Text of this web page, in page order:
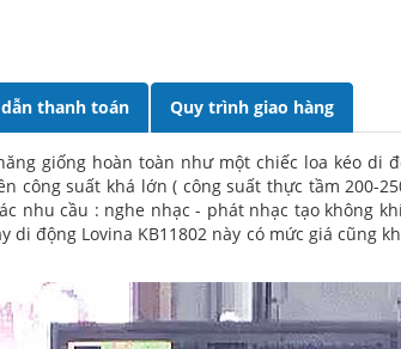
thanh toán Quy trình giao hàng
giống hoàn toàn như một chiếc loa kéo di
công suất khá lớn ( công suất thực tầm 200-
nhu cầu : nghe nhạc - phát nhạc tạo không
động Lovina KB11802 này có mức giá cũng